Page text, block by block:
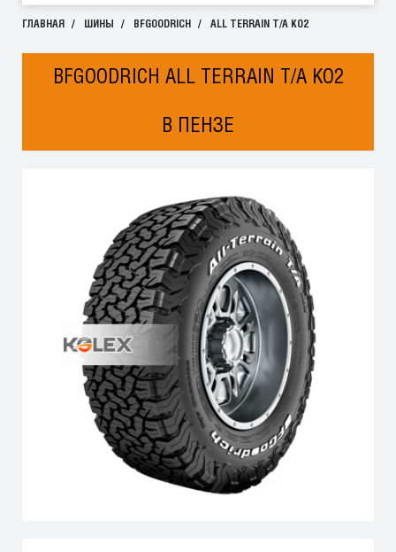
ГЛАВНАЯ ШИНЫ BFGOODRICH ALL TERRAIN T/A KO2
BFGOODRICH ALL TERRAIN T/A KO2
В ПЕНЗЕ